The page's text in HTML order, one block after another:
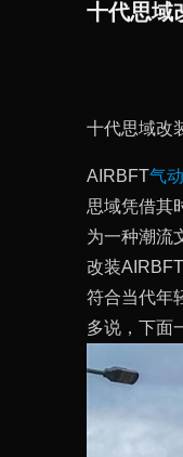
十代思域
十代思域改
AIRBFT气
思域凭借其
为一种潮流
改装
符合当代年
多说，下面